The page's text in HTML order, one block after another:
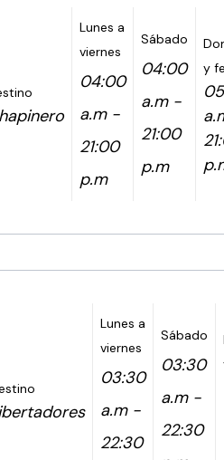
Lunes a
viernes
04:00
a.m -
21:00
p.m
Sábado
04:00
a.m -
21:00
p.m
y
Lunes a
viernes
03:30
a.m -
22:30
Sábado
03:30
a.m -
22:30